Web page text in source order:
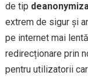
de tip
extrem de sigur și
pe internet mai
redirecționare prin
pentru utilizatorii